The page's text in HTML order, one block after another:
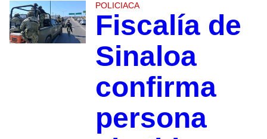
POLICIACA
Fiscalía de
Sinaloa
confirma
persona